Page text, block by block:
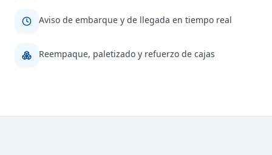
Aviso de embarque y de llegada en tiempo real
Reempaque, paletizado y refuerzo de cajas